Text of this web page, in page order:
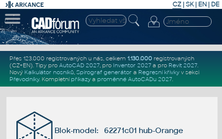
CZ | SK| EN | DE
Přes 123.000 registrovaných u nás, celkem 1.130.000registrovaných
(CZ+EN). Tipy pro AutoCAD 2027, pro Inventor 2027a pro Revit 2027.
Nový Kalkulátor nosníků, Spirograf generátor a Regresní křivkyv sekci
Převodníky. Kompletní příkazya proměnné AutoCADu 2027.
Blok-model: 62271c01 hub-Orange